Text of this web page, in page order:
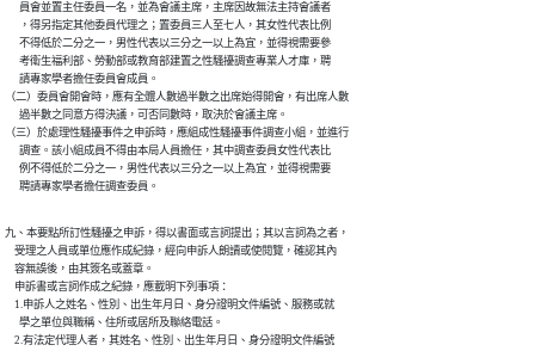
      員會並置主任委員一名，並為會議主席，主席因故無法主持會議者
      ，得另指定其他委員代理之；置委員三人至七人，其女性代表比例
      不得低於二分之一，男性代表以三分之一以上為宜，並得視需要參
      考衛生福利部、勞動部或教育部建置之性騷擾調查專業人才庫，聘
      請專家學者擔任委員會成員。
（二）委員會開會時，應有全體人數過半數之出席始得開會，有出席人數
      過半數之同意方得決議，可否同數時，取決於會議主席。
（三）於處理性騷擾事件之申訴時，應組成性騷擾事件調查小組，並進行
      調查。該小組成員不得由本局人員擔任，其中調查委員女性代表比
      例不得低於二分之一，男性代表以三分之一以上為宜，並得視需要
      聘請專家學者擔任調查委員。
九、本要點所訂性騷擾之申訴，得以書面或言詞提出；其以言詞為之者，
    受理之人員或單位應作成紀錄，經向申訴人朗讀或使閱覽，確認其內
    容無誤後，由其簽名或蓋章。
    申訴書或言詞作成之紀錄，應載明下列事項：
    1.申訴人之姓名、性別、出生年月日、身分證明文件編號、服務或就
      學之單位與職稱、住所或居所及聯絡電話。
    2.有法定代理人者，其姓名、性別、出生年月日、身分證明文件編號